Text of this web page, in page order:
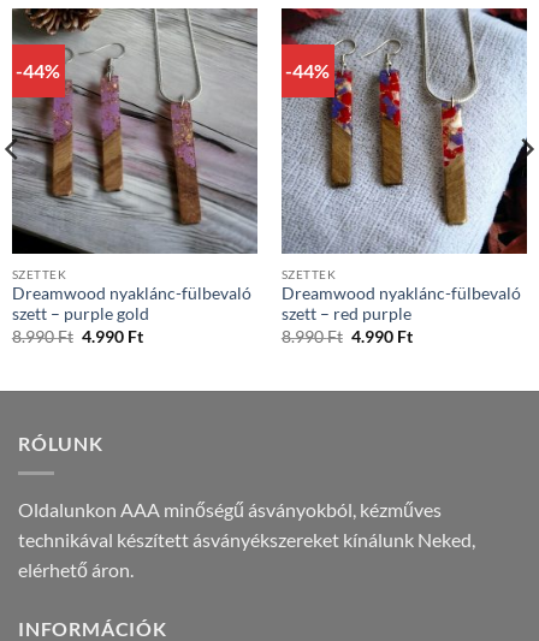
-44%
SZETTEK
Dreamwood nyaklánc-fülbevaló
szett – purple gold
8.990Ft Original
4.990 FtCurrent
-44%
SZETTEK
Dreamwood nyaklánc-fülbevaló
szett – red purple
8.990Ft Original
4.990 FtCurrent
RÓLUNK
Oldalunkon AAA minőségű ásványokból, kézműves
technikával készített ásványékszereket kínálunk Neked,
elérhető áron.
INFORMÁCIÓK